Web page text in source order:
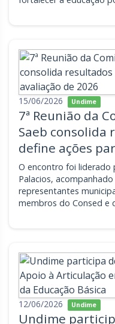
15/06/2026 Undime
7ª Reunião da
Saeb consolida
define ações
O encontro foi liderado
Palacios,
representantes
membros do Consed e
12/06/2026 Undime
Undime